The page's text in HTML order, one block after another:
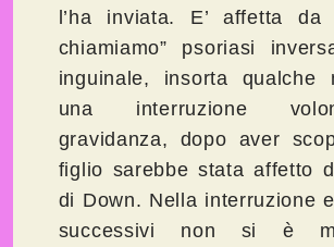
l’ha inviata. E’ affetta da
chiamiamo” psoriasi
inguinale, insorta qualche
una interruzione
gravidanza, dopo aver
figlio sarebbe stata affetto
di Down. Nella interruzione
successivi non si è